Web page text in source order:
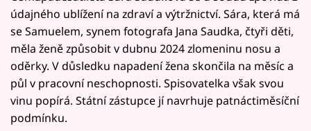
údajného ublížení na zdraví a výtržnictví. Sára, která má
se Samuelem, synem fotografa Jana Saudka, čtyři děti,
měla ženě způsobit v dubnu 2024 zlomeninu nosu a
oděrky. V důsledku napadení žena skončila na měsíc a
půl v pracovní neschopnosti. Spisovatelka však svou
vinu popírá. Státní zástupce jí navrhuje patnáctiměsíční
podmínku.